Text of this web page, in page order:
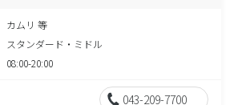
カムリ 等
スタンダード・ミドル
08:00-20:00
043-209-7700